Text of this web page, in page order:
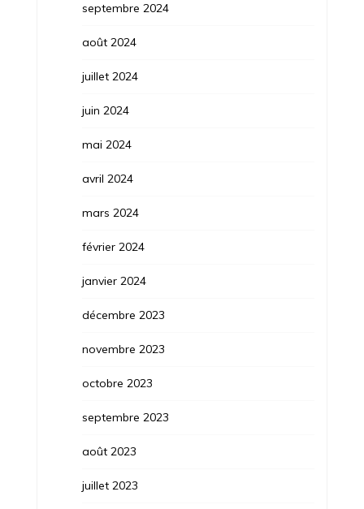
septembre 2024
août 2024
juillet 2024
juin 2024
mai 2024
avril 2024
mars 2024
février 2024
janvier 2024
décembre 2023
novembre 2023
octobre 2023
septembre 2023
août 2023
juillet 2023